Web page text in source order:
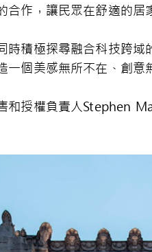
作，讓民眾在舒適的
時積極探尋融合科技跨
個美感無所不在、創意
和授權負責人Stephen